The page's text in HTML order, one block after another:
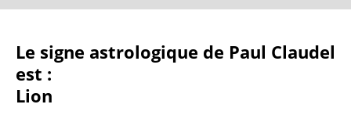
Le signe astrologique de Paul Claudel
est :
Lion